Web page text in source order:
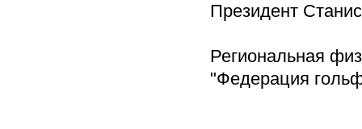
Президент
Региональная
"Федерация